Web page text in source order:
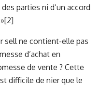
parties ni d’un accord
[2]
sell ne contient-elle pas
d’achat en
de vente ? Cette
difficile de nier que le